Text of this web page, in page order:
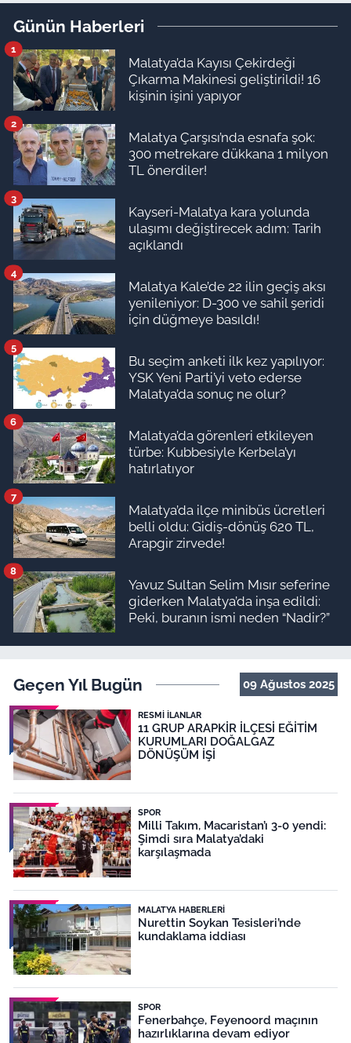
Günün Haberleri
Malatya’da Kayısı Çekirdeği
Çıkarma Makinesi geliştirildi! 16
kişinin işini yapıyor
1
Malatya Çarşısı’nda esnafa şok:
300 metrekare dükkana 1 milyon
TL önerdiler!
2
Kayseri-Malatya kara yolunda
ulaşımı değiştirecek adım: Tarih
açıklandı
3
Malatya Kale’de 22 ilin geçiş aksı
yenileniyor: D-300 ve sahil şeridi
için düğmeye basıldı!
4
Bu seçim anketi ilk kez yapılıyor:
YSK Yeni Parti’yi veto ederse
Malatya’da sonuç ne olur?
5
Malatya’da görenleri etkileyen
türbe: Kubbesiyle Kerbela’yı
hatırlatıyor
6
Malatya’da ilçe minibüs ücretleri
belli oldu: Gidiş-dönüş 620 TL,
Arapgir zirvede!
7
Yavuz Sultan Selim Mısır seferine
giderken Malatya’da inşa edildi:
Peki, buranın ismi neden “Nadir?”
8
Geçen Yıl Bugün 09 Ağustos 2025
RESMI İLANLAR
11 GRUP ARAPKİR İLÇESİ EĞİTİM
KURUMLARI DOĞALGAZ
DÖNÜŞÜM İŞİ
SPOR
Milli Takım, Macaristan’ı 3-0 yendi:
Şimdi sıra Malatya’daki
karşılaşmada
MALATYA HABERLERI
Nurettin Soykan Tesisleri’nde
kundaklama iddiası
SPOR
Fenerbahçe, Feyenoord maçının
hazırlıklarına devam ediyor